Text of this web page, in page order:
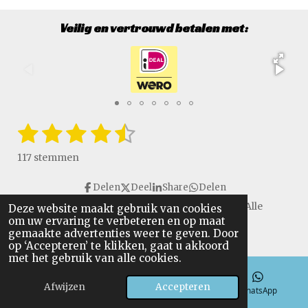
Deze website maakt gebruik van cookies
om uw ervaring te verbeteren en op maat
gemaakte advertenties weer te geven. Door
op ‘Accepteren’ te klikken, gaat u akkoord
met het gebruik van alle cookies.
Afwijzen Accepteren
Veilig en vertrouwd betalen met:
R
a
t
n
g
:
4
.
1
s
e
r
2
s
e
r
r
e
n
3
s
e
r
r
e
n
4
t
e
r
r
e
5
t
e
r
r
e
S
e
117 stemmen
Delen Deel Share Delen
Copyright © 2016 - 2026 VanGulikSpecialTools. Alle
rechten voorbehouden.
E-mailadres Telefoonnummer WhatsApp